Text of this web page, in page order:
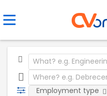
Employment type